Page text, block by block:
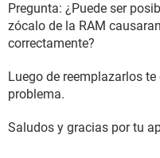
Pregunta: ¿Puede ser
zócalo de la RAM
correctamente?
Luego de reemplazarlos
problema.
Saludos y gracias por tu